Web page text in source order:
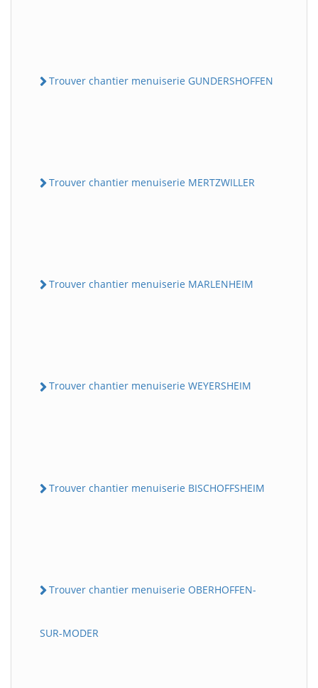
Trouver chantier menuiserie GUNDERSHOFFEN
Trouver chantier menuiserie MERTZWILLER
Trouver chantier menuiserie MARLENHEIM
Trouver chantier menuiserie WEYERSHEIM
Trouver chantier menuiserie BISCHOFFSHEIM
Trouver chantier menuiserie OBERHOFFEN-
SUR-MODER